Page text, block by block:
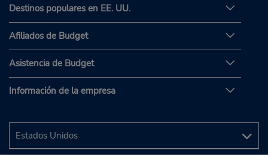
Destinos populares en EE. UU.
Afiliados de Budget
Asistencia de Budget
Información de la empresa